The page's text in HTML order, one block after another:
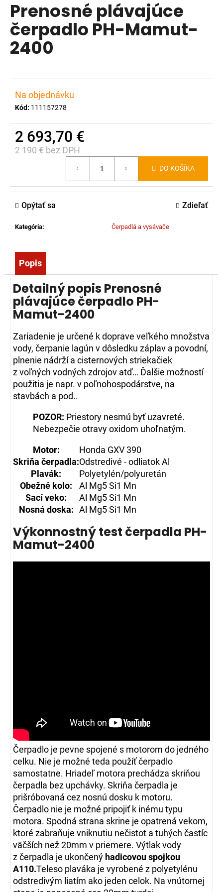
produktu
je
0,0
z
5
Prenosné plávajúce
čerpadlo PH-Mamut-
2400
Na objednávku
Kód: 111157278
2 693,70 €
2 190 € bez DPH
DO KOŠÍKA
Kategória: Čerpadlá a vysávače
Opýtať sa Zdieľať
Popis
Detailný popis Prenosné
plávajúce čerpadlo PH-
Mamut-2400
Zariadenie je určené k doprave veľkého množstva
vody, čerpanie lagún v dôsledku záplav a povodní,
plnenie nádrží a cisternových striekačiek
z voľných vodných zdrojov atď… Ďalšie možností
použitia je napr. v poľnohospodárstve, na
stavbách a pod..
POZOR: Priestory nesmú byť uzavreté.
Nebezpečie otravy oxidom uhoľnatým.
Motor:
Honda GXV 390
Skriňa čerpadla:Odstredivé - odliatok Al
Plavák:
Polyetylén/polyuretán
Obežné kolo:
Al Mg5 Si1 Mn
Sací veko:
Al Mg5 Si1 Mn
Nosná doska: Al Mg5 Si1 Mn
Výkonnostný test čerpadla PH-
Mamut-2400
Čerpadlo je pevne spojené s motorom do jedného
celku. Nie je možné teda použíť čerpadlo
samostatne. Hriadeľ motora prechádza skriňou
čerpadla bez upchávky. Skriňa čerpadla je
prišróbovaná cez nosnú dosku k motoru.
Čerpadlo nie je možné pripojiť k inému typu
motora. Spodná strana skrine je opatrená vekom,
ktoré zabraňuje vniknutiu nečistot a tuhých častíc
väčších než 20mm v priemere. Výtlak vody
z čerpadla je ukončený hadicovou spojkou
A110.Teleso plaváka je vyrobené z polyetylénu
odstredivým liatím ako jeden celok. Na vnútornej
á
j
s
ť
p
o
č
m
KRAVATA
S
LOGOM
DPO
VYŠITÝM
17,10
€